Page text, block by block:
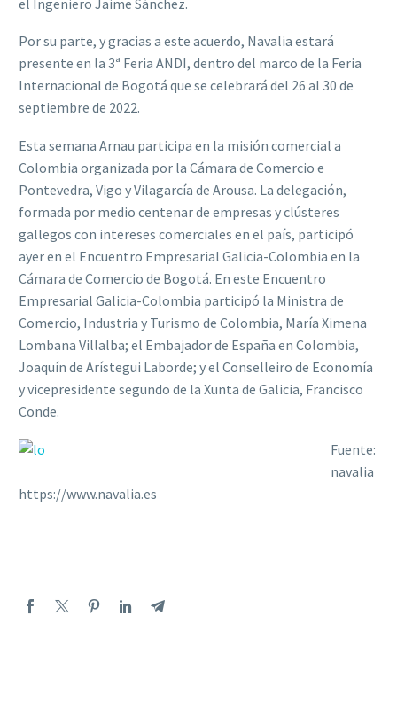
Por su parte, y gracias a este acuerdo, Navalia estará
presente en la 3ª Feria ANDI, dentro del marco de la Feria
Internacional de Bogotá que se celebrará del 26 al 30 de
septiembre de 2022.
Esta semana Arnau participa en la misión comercial a
Colombia organizada por la Cámara de Comercio e
Pontevedra, Vigo y Vilagarcía de Arousa. La delegación,
formada por medio centenar de empresas y clústeres
gallegos con intereses comerciales en el país, participó
ayer en el Encuentro Empresarial Galicia-Colombia en la
Cámara de Comercio de Bogotá. En este Encuentro
Empresarial Galicia-Colombia participó la Ministra de
Comercio, Industria y Turismo de Colombia, María Ximena
Lombana Villalba; el Embajador de España en Colombia,
Joaquín de Arístegui Laborde; y el Conselleiro de Economía
y vicepresidente segundo de la Xunta de Galicia, Francisco
Conde.
Fuente:
navalia
https://www.navalia.es